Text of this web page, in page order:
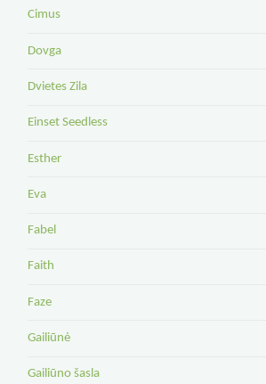
Cimus
Dovga
Dvietes Zila
Einset Seedless
Esther
Eva
Fabel
Faith
Faze
Gailiūnė
Gailiūno šasla